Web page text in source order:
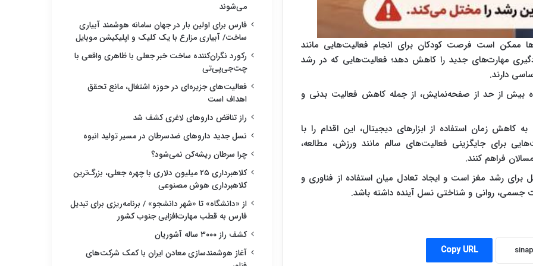
ممکن است فرصت کودکان برای انجام فعالیت‌هایی مانند
مهارت‌های جدید را کاهش دهد؛ فعالیت‌هایی که در رشد
دارند.
بیش از حد از صفحه‌نمایش، از جمله کاهش فعالیت بدنی و
زمان استفاده از ابزارهای دیجیتال، این اقدام را با
برای جایگزینی فعالیت‌های سالم مانند ورزش، مطالعه،
فراهم کنند.
رشد مغز است و ایجاد تعادل میان استفاده از فناوری و
روانی و شناختی نسل آینده داشته باشد.
Copy URL
می‌شوند
فارس برای اولین بار در جهان سامانه هوشمند آبیاری
ساخت/ آبیاری مزارع با یک کلیک و اپلیکیشن موبایل
رکورد نگران‌کننده ساخت خبر جعلی با ظاهری واقعی با
چت‌جی‌پی‌تی
فعالیت‌های جزیره‌ای در حوزه اشتغال، مانع تحقق
اهداف است
راز تناقض داروهای لاغری کشف شد
نسل جدید داروهای ضدسرطان در مسیر تولید انبوه
چرا سرطان ریشه‌کن نمی‌شود؟
کلاهبرداری ۲۵ میلیون دلاری با چهره جعلی، بزرگ‌ترین
کلاهبرداری هوش مصنوعی
از «دانشگاه» تا «شهر دانشجو» / برنامه‌ریزی برای تبدیل
فارس به قطب مهارت‌افزایی جنوب کشور
کشف راز ۳۰۰۰ ساله آشوریان
آغاز هوشمندسازی معادن ایران با کمک شرکت‌های